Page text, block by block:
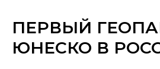
ПЕРВЫЙ
ЮНЕСКО В